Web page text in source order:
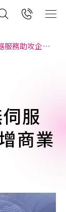
業拓增商業價值
服
商業